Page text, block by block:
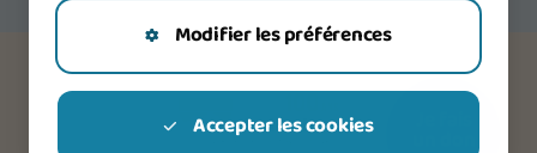
Modifier les préférences
Accepter les cookies